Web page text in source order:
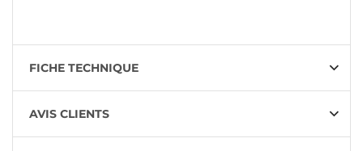
FICHE TECHNIQUE
AVIS CLIENTS